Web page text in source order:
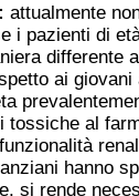
attualmente
i pazienti di
differente
ai
tossiche al
hanno
si rende